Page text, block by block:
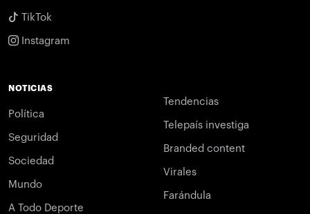
TikTok
Instagram
NOTICIAS
Política
Seguridad
Sociedad
Mundo
A Todo Deporte
Tendencias
Telepaís investiga
Branded content
Virales
Farándula